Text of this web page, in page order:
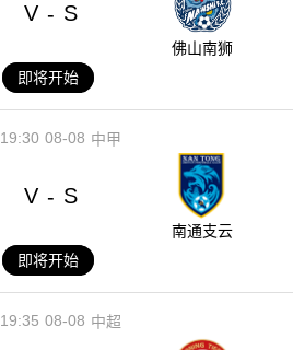
V - S
佛山南狮
即将开始
08-08
19:30 中甲
V - S
南通支云
即将开始
08-08
19:35 中超